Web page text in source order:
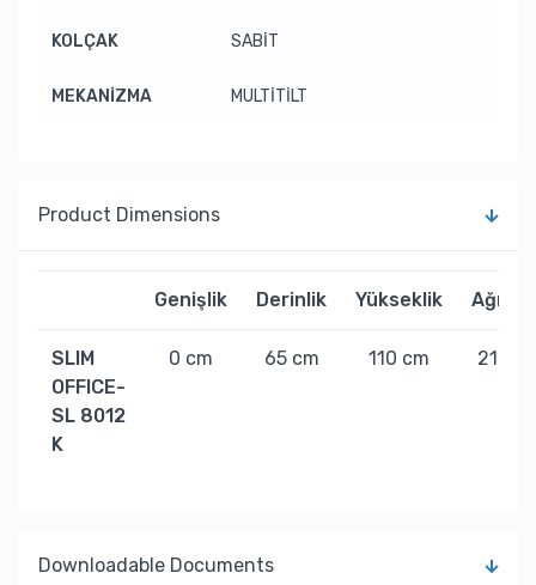
KOLÇAK SABİT
MEKANİZMA MULTİTİLT
Product Dimensions
Genişlik Derinlik Yükseklik Ağırlık
SLIM
OFFICE-
SL 8012
K
0 cm 65 cm 110 cm 21 kg
Downloadable Documents